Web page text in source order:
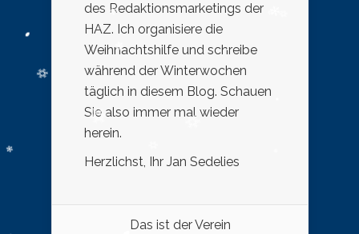
des Redaktionsmarketings der
HAZ. Ich organisiere die
Weihnachtshilfe und schreibe
während der Winterwochen
täglich in diesem Blog. Schauen
Sie also immer mal wieder
herein.
Herzlichst, Ihr Jan Sedelies
Das ist der Verein